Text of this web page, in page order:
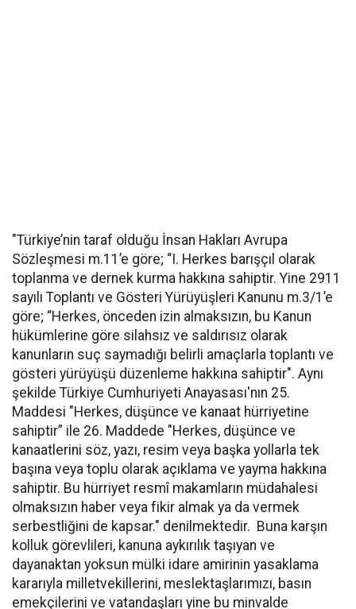
"Türkiye’nin taraf olduğu İnsan Hakları Avrupa
Sözleşmesi m.11’e göre; “I. Herkes barışçıl olarak
toplanma ve dernek kurma hakkına sahiptir. Yine 2911
sayılı Toplantı ve Gösteri Yürüyüşleri Kanunu m.3/1’e
göre; “Herkes, önceden izin almaksızın, bu Kanun
hükümlerine göre silahsız ve saldırısız olarak
kanunların suç saymadığı belirli amaçlarla toplantı ve
gösteri yürüyüşü düzenleme hakkına sahiptir". Aynı
şekilde Türkiye Cumhuriyeti Anayasası'nın 25.
Maddesi "Herkes, düşünce ve kanaat hürriyetine
sahiptir” ile 26. Maddede "Herkes, düşünce ve
kanaatlerini söz, yazı, resim veya başka yollarla tek
başına veya toplu olarak açıklama ve yayma hakkına
sahiptir. Bu hürriyet resmî makamların müdahalesi
olmaksızın haber veya fikir almak ya da vermek
serbestliğini de kapsar." denilmektedir. Buna karşın
kolluk görevlileri, kanuna aykırılık taşıyan ve
dayanaktan yoksun mülki idare amirinin yasaklama
kararıyla milletvekillerini, meslektaşlarımızı, basın
emekçilerini ve vatandaşları yine bu minvalde